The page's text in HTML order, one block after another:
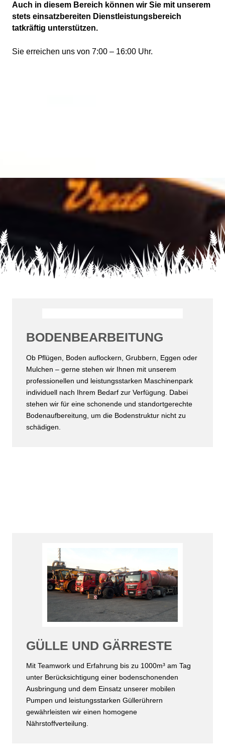
Auch in diesem Bereich können wir Sie mit unserem
stets einsatzbereiten Dienstleistungsbereich
tatkräftig unterstützen.
Sie erreichen uns von 7:00 – 16:00 Uhr.
BODENBEARBEITUNG
Ob Pflügen, Boden auflockern, Grubbern, Eggen oder
Mulchen – gerne stehen wir Ihnen mit unserem
professionellen und leistungsstarken Maschinenpark
individuell nach Ihrem Bedarf zur Verfügung. Dabei
stehen wir für eine schonende und standortgerechte
Bodenaufbereitung, um die Bodenstruktur nicht zu
schädigen.
GÜLLE UND GÄRRESTE
Mit Teamwork und Erfahrung bis zu 1000m³ am Tag
unter Berücksichtigung einer bodenschonenden
Ausbringung und dem Einsatz unserer mobilen
Pumpen und leistungsstarken Güllerührern
gewährleisten wir einen homogene
Nährstoffverteilung.